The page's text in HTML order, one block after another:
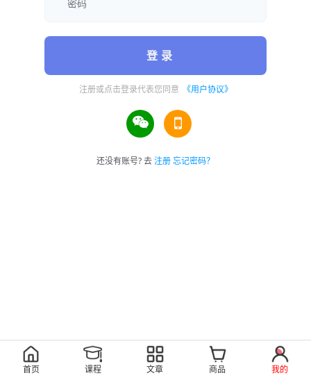
登 录
注册或点击登录代表您同意 《用户协议》
还没有账号? 去注册忘记密码？
首页 课程 文章 商品 我的